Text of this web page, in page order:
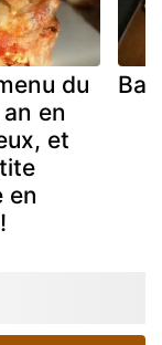
du
en
et
en